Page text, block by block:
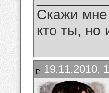
Скажи мне
кто ты, но
19.11.2010,